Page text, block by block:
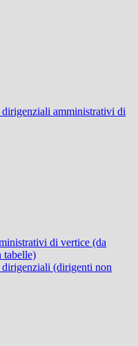
amministrativi di
di vertice (da
tabelle)
(dirigenti non